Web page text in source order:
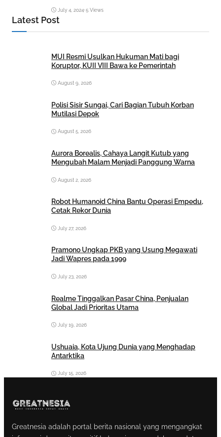
July 4, 2024•5 Views
Latest Post
MUI Resmi Usulkan Hukuman Mati bagi
Koruptor, KUII VIII Bawa ke Pemerintah
August 9, 2026
Polisi Sisir Sungai, Cari Bagian Tubuh Korban
Mutilasi Depok
August 5, 2026
Aurora Borealis, Cahaya Langit Kutub yang
Mengubah Malam Menjadi Panggung Warna
August 2, 2026
Robot Humanoid China Bantu Operasi Empedu,
Cetak Rekor Dunia
July 27, 2026
Pramono Ungkap PKB yang Usung Megawati
Jadi Wapres pada 1999
July 23, 2026
Realme Tinggalkan Pasar China, Penjualan
Global Jadi Prioritas Utama
July 19, 2026
Ushuaia, Kota Ujung Dunia yang Menghadap
Antarktika
July 15, 2026
Greatnesia adalah portal berita nasional yang mengangkat